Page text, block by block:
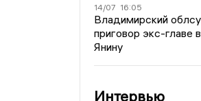
14/07 16:05
Владимирский
приговор экс-главе
Янину
Интервью